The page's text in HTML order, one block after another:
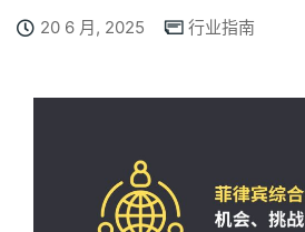
20 6 月, 2025 行业指南